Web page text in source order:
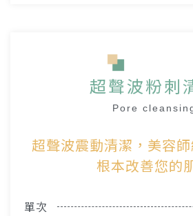
超聲波粉刺
Pore
超聲波震動清潔，美容
根本改善您的
單次